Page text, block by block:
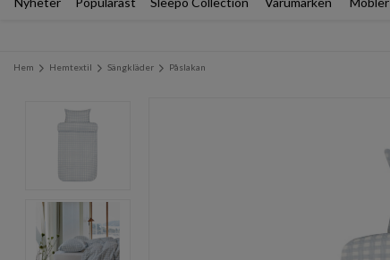
Hem Hemtextil Sängkläder Påslakan